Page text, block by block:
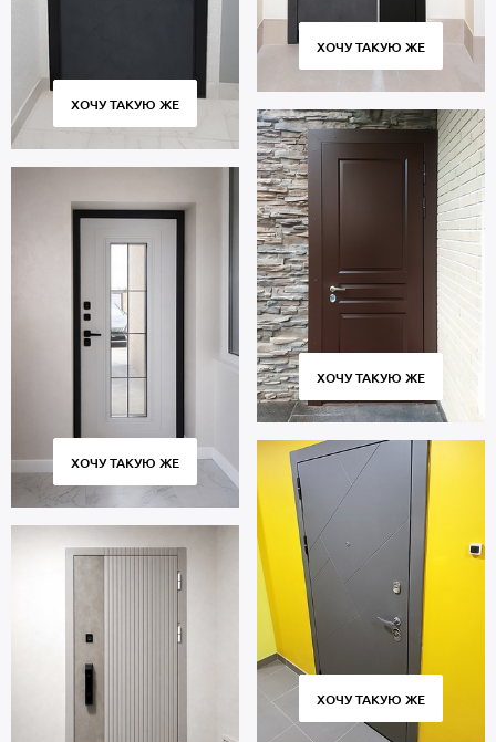
ХОЧУ ТАКУЮ ЖЕ
ХОЧУ ТАКУЮ ЖЕ
ХОЧУ ТАКУЮ ЖЕ
ХОЧУ ТАКУЮ ЖЕ
ХОЧУ ТАКУЮ ЖЕ